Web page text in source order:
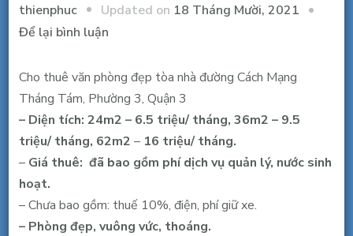
thienphuc Updated on 18 Tháng Mười, 2021
Để lại bình luậntại
thuê
văn
phòng
đẹp
CMT8,
gần
vòng
Cho thuê văn phòng đẹp tòa nhà đường Cách Mạng
Tháng Tám, Phường 3, Quận 3
– Diện tích: 24m2 – 6.5 triệu/ tháng, 36m2 – 9.5
triệu/ tháng, 62m2 –16 triệu/ tháng.
– Giá thuê: đã bao gồm phí dịch vụ quản lý, nước sinh
hoạt.
– Chưa bao gồm: thuế 10%, điện, phí giữ xe.
– Phòng đẹp, vuông vức, thoáng.